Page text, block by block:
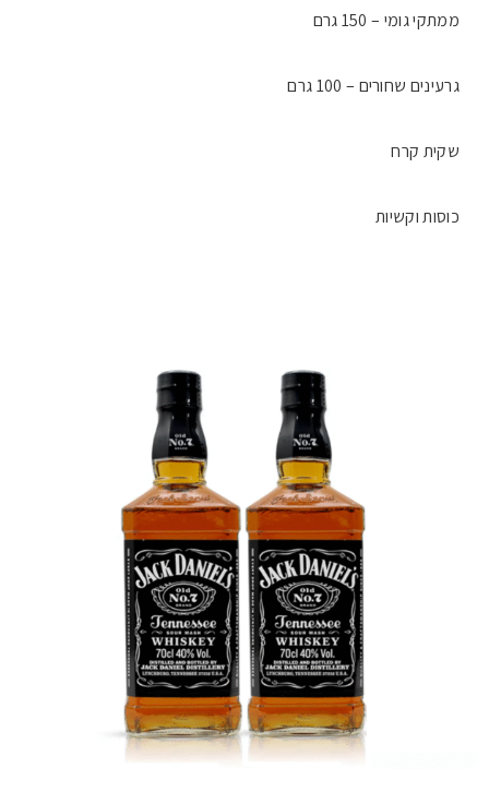
ממתקי גומי – 150 גרם
גרעינים שחורים – 100 גרם
שקית קרח
כוסות וקשיות